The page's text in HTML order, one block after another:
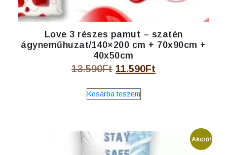
Love 3 részes pamut – szatén
ágyneműhuzat/140×200 cm + 70x90cm +
40x50cm
13.590Ft Original
was:
11.590Ft
Kosárba teszem
Akció!